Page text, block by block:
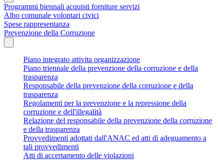
Programmi biennali acquisti forniture servizi
Albo comunale volontari civici
Spese rappresentanza
Prevenzione della Corruzione
Piano integrato attivita organizzazione
Piano triennale della prevenzione della corruzione e della
trasparenza
Responsabile della prevenzione della corruzione e della
trasparenza
Regolamenti per la prevenzione e la repressione della
corruzione e dell'illegalità
Relazione del responsabile della prevenzione della corruzione
e della trasparenza
Provvedimenti adottati dall'ANAC ed atti di adeguamento a
tali provvedimenti
Atti di accertamento delle violazioni